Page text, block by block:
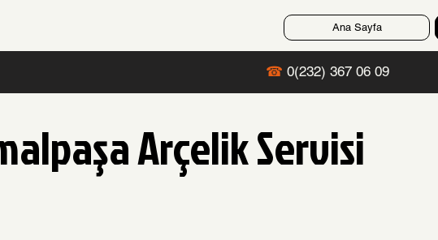
Ana Sayfa
Arçelik Servisi
☎ 0(232) 367 06 09